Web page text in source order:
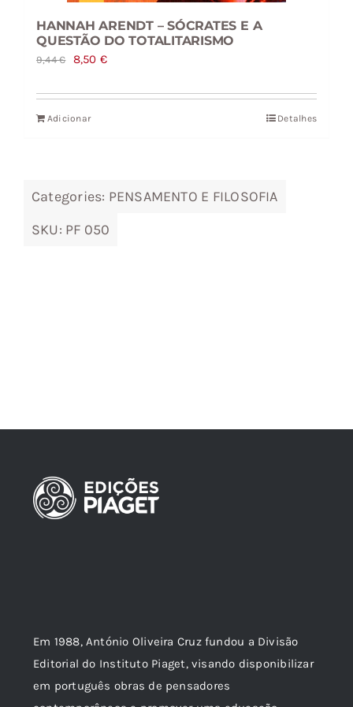
HANNAH ARENDT – SÓCRATES E A
QUESTÃO DO TOTALITARISMO
9,44€
O
original
era:
8,50 €O
atual
Adicionar Detalhes
Categories: PENSAMENTO E FILOSOFIA
SKU: PF 050
Em 1988, António Oliveira Cruz fundou a Divisão
Editorial do Instituto Piaget, visando disponibilizar
em português obras de pensadores